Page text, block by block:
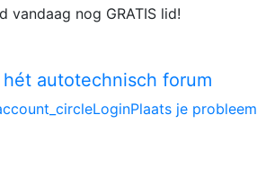
vandaag nog GRATIS lid!
Plaats je probleem
Login